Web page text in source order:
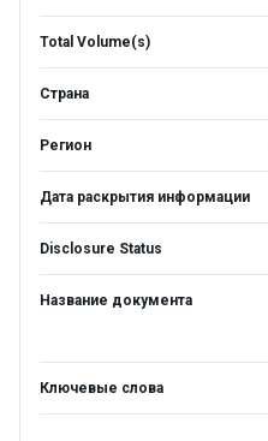
Total Volume(s)
Страна
Регион
Дата раскрытия информации
Disclosure Status
Название документа
Ключевые слова